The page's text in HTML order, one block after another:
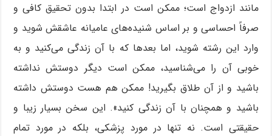
مانند ازدواج است؛ ممکن است در ابتدا بدون تحقیق کافی و
صرفاً احساسی و بر اساس شنیده‌های عامیانه عاشقش شوید و
وارد این رشته شوید، اما بعدها که با آن زندگی می‌کنید و به
خوبی آن را می‌شناسید، ممکن است دیگر دوستش نداشته
باشید و از آن طلاق بگیرید! ممکن هم هست دوستش داشته
باشید و همچنان با آن زندگی کنید». این سخن بسیار زیبا و
حقیقتی است. نه تنها در مورد پزشکی، بلکه در مورد تمام